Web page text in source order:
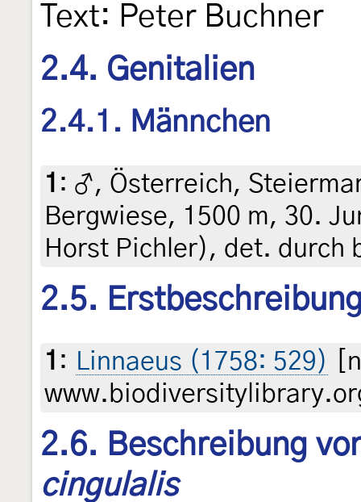
Text: Peter Buchner
2.4. Genitalien
2.4.1. Männchen
1 : ♂, Österreich,
Bergwiese, 1500 m, 30.
Horst Pichler), det. durch
2.5.
1 : Linnaeus (1758: 529)
2.6. Beschreibung
cingulalis